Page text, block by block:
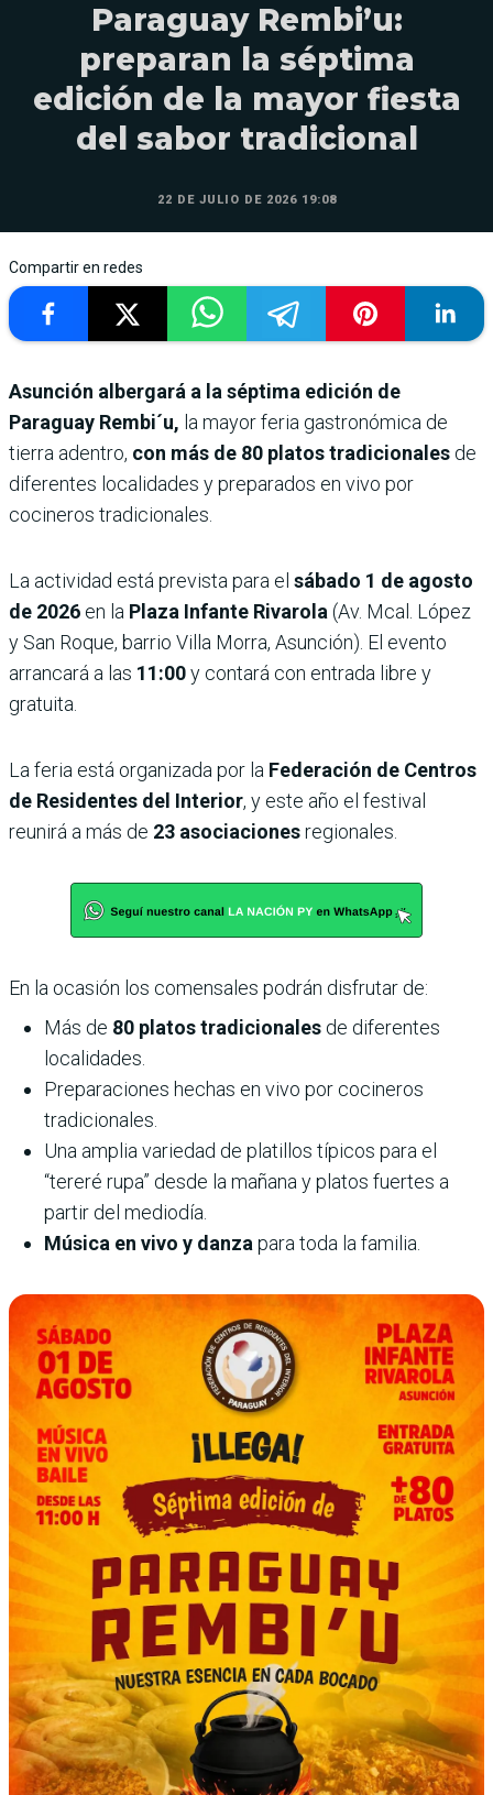
Paraguay Rembi’u:
preparan la séptima
edición de la mayor fiesta
del sabor tradicional
22 DE JULIO DE 2026 19:08
Compartir en redes
Asunción albergará a la séptima edición de
Paraguay Rembi´u, la mayor feria gastronómica de
tierra adentro, con más de 80 platos tradicionales de
diferentes localidades y preparados en vivo por
cocineros tradicionales.
La actividad está prevista para el sábado 1 de agosto
de 2026 en la Plaza Infante Rivarola(Av. Mcal. López
y San Roque, barrio Villa Morra, Asunción). El evento
arrancará a las 11:00y contará con entrada libre y
gratuita.
La feria está organizada por la Federación de Centros
de Residentes del Interior, y este año el festival
reunirá a más de 23 asociacionesregionales.
En la ocasión los comensales podrán disfrutar de:
Más de 80 platos tradicionales de diferentes
localidades.
Preparaciones hechas en vivo por cocineros
tradicionales.
Una amplia variedad de platillos típicos para el
“tereré rupa” desde la mañana y platos fuertes a
partir del mediodía.
Música en vivo y danzapara toda la familia.